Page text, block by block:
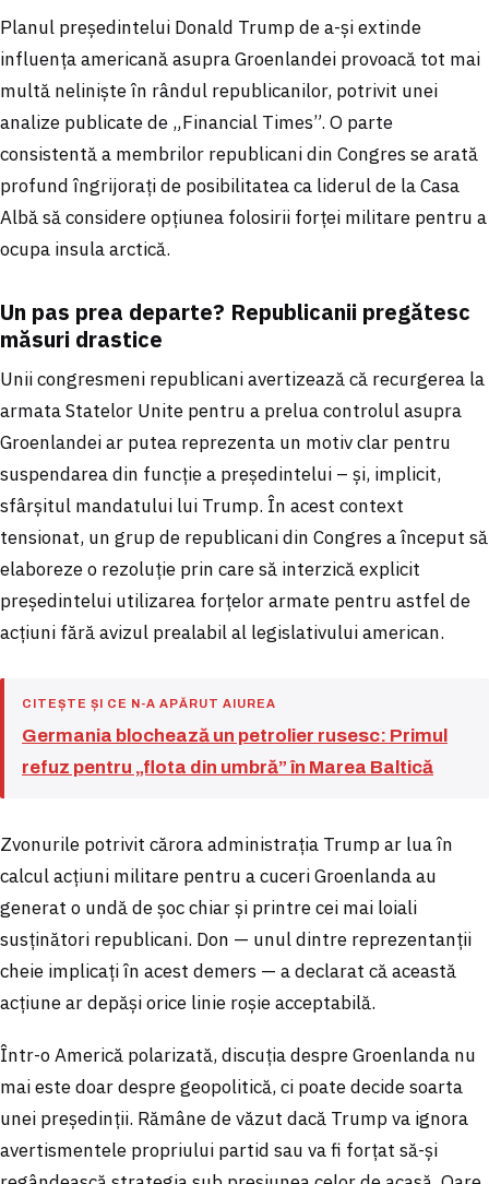
Planul președintelui Donald Trump de a-și extinde
influența americană asupra Groenlandei provoacă tot mai
multă neliniște în rândul republicanilor, potrivit unei
analize publicate de „Financial Times”. O parte
consistentă a membrilor republicani din Congres se arată
profund îngrijorați de posibilitatea ca liderul de la Casa
Albă să considere opțiunea folosirii forței militare pentru a
ocupa insula arctică.
Un pas prea departe? Republicanii pregătesc
măsuri drastice
Unii congresmeni republicani avertizează că recurgerea la
armata Statelor Unite pentru a prelua controlul asupra
Groenlandei ar putea reprezenta un motiv clar pentru
suspendarea din funcție a președintelui – și, implicit,
sfârșitul mandatului lui Trump. În acest context
tensionat, un grup de republicani din Congres a început să
elaboreze o rezoluție prin care să interzică explicit
președintelui utilizarea forțelor armate pentru astfel de
acțiuni fără avizul prealabil al legislativului american.
CITEȘTE ȘI CE N-A APĂRUT AIUREA
Germania blochează un petrolier rusesc: Primul
refuz pentru „flota din umbră” în Marea Baltică
Zvonurile potrivit cărora administrația Trump ar lua în
calcul acțiuni militare pentru a cuceri Groenlanda au
generat o undă de șoc chiar și printre cei mai loiali
susținători republicani. Don — unul dintre reprezentanții
cheie implicați în acest demers — a declarat că această
acțiune ar depăși orice linie roșie acceptabilă.
Într-o Americă polarizată, discuția despre Groenlanda nu
mai este doar despre geopolitică, ci poate decide soarta
unei președinții. Rămâne de văzut dacă Trump va ignora
avertismentele propriului partid sau va fi forțat să-și